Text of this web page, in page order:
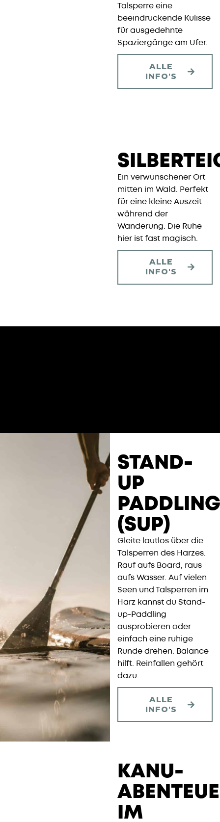
Talsperre eine
beeindruckende Kulisse
für ausgedehnte
Spaziergänge am Ufer.
ALLE
INFO'S
Ein verwunschener Ort
mitten im Wald. Perfekt
für eine kleine Auszeit
während der
Wanderung. Die Ruhe
hier ist fast magisch.
ALLE
INFO'S
STAND-
UP
PADDLING
(SUP)​
Gleite lautlos über die
Talsperren des Harzes.
Rauf aufs Board, raus
aufs Wasser. Auf vielen
Seen und Talsperren im
Harz kannst du Stand-
up-Paddling
ausprobieren oder
einfach eine ruhige
Runde drehen. Balance
hilft. Reinfallen gehört
dazu.
ALLE
INFO'S
KANU-
IM